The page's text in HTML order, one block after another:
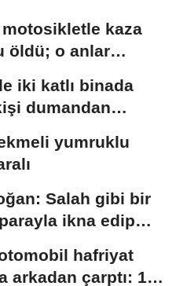
motosikletle kaza
öldü; o anlar
iki katlı binada
dumandan
yumruklu
Salah gibi bir
ikna edip
hafriyat
arkadan çarptı: 1